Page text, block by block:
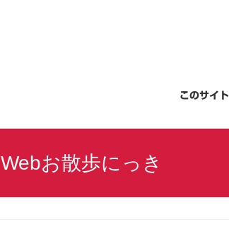
このサイト
Webお散歩にっき